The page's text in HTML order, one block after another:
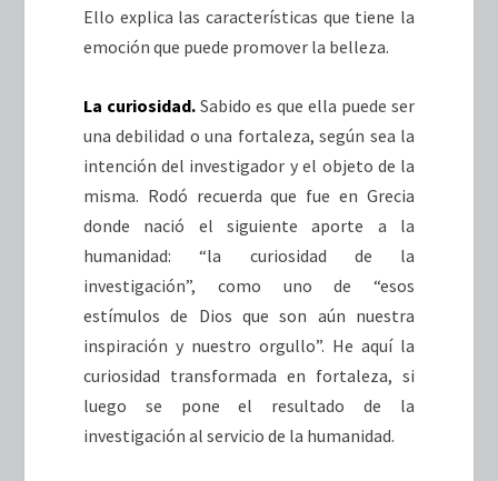
Ello explica las características que tiene la
emoción que puede promover la belleza.
La curiosidad.Sabido es que ella puede ser
una debilidad o una fortaleza, según sea la
intención del investigador y el objeto de la
misma. Rodó recuerda que fue en Grecia
donde nació el siguiente aporte a la
humanidad: “la curiosidad de la
investigación”, como uno de “esos
estímulos de Dios que son aún nuestra
inspiración y nuestro orgullo”. He aquí la
curiosidad transformada en fortaleza, si
luego se pone el resultado de la
investigación al servicio de la humanidad.